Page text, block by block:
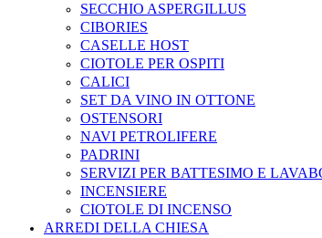
SECCHIO ASPERGILLUS
CIBORIES
CASELLE HOST
CIOTOLE PER OSPITI
CALICI
SET DA VINO IN OTTONE
OSTENSORI
NAVI PETROLIFERE
PADRINI
SERVIZI PER BATTESIMO E
INCENSIERE
CIOTOLE DI INCENSO
ARREDI DELLA CHIESA